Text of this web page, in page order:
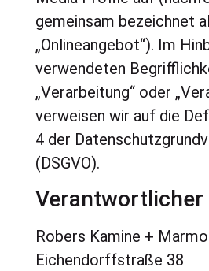
gemeinsam bezeichnet
„Onlineangebot“). Im
verwendeten
„Verarbeitung“ oder
verweisen wir auf die
4 der
(DSGVO).
Verantwortlicher
Robers Kamine +
Eichendorffstraße 38